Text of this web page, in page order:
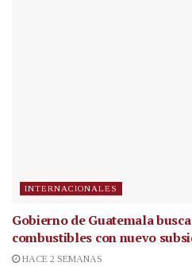
INTERNACIONALES
Gobierno de Guatemala
combustibles con nuevo
HACE 2 SEMANAS